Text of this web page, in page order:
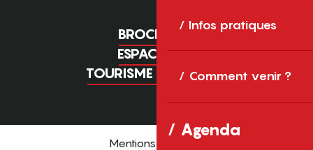
Infos pratiques
Comment venir ?
Agenda
BROCHURES
ESPACE PRO
TOURISME D'AFFAIRES
Mentions légales